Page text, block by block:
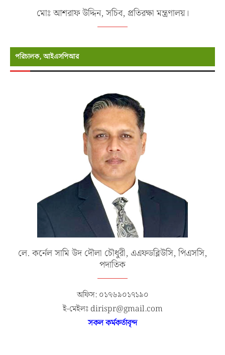
মোঃ আশরাফ উদ্দিন, সচিব, প্রতিরক্ষা মন্ত্রণালয়।
পরিচালক, আইএসপিআর
লে. কর্নেল সামি উদ দৌলা চৌধুরী, এএফডব্লিউসি, পিএসসি,
পদাতিক
অফিস: ০১৭৬৯০১৭১৯০
ই-মেইলঃ dirispr@gmail.com
সকল কর্মকর্তাবৃন্দ